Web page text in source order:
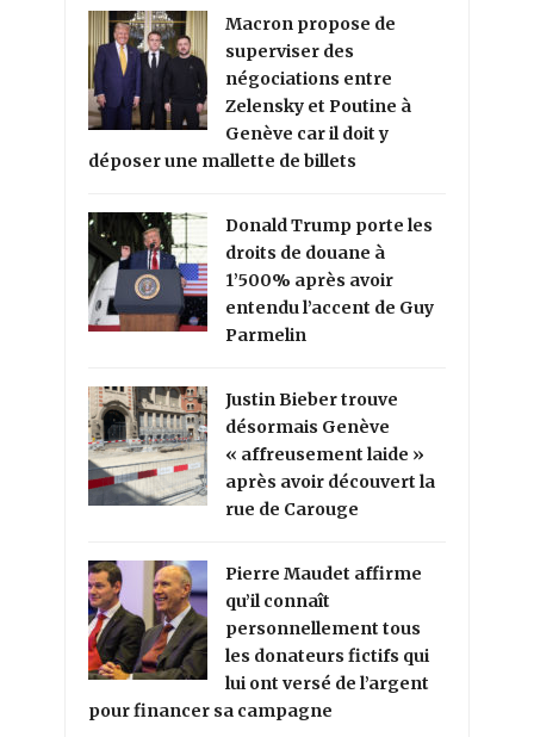
Macron propose de
superviser des
négociations entre
Zelensky et Poutine à
Genève car il doit y
déposer une mallette de billets
Donald Trump porte les
droits de douane à
1’500% après avoir
entendu l’accent de Guy
Parmelin
Justin Bieber trouve
désormais Genève
« affreusement laide »
après avoir découvert la
rue de Carouge
Pierre Maudet affirme
qu’il connaît
personnellement tous
les donateurs fictifs qui
lui ont versé de l’argent
pour financer sa campagne